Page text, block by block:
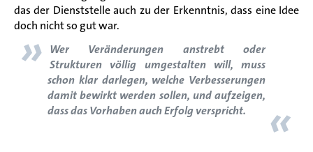
das der Dienststelle auch zu der Erkenntnis, dass eine Idee
doch nicht so gut war.
» Wer Veränderungen anstrebt oder
Strukturen völlig umgestalten will, muss
schon klar darlegen, welche Verbesserungen
damit bewirkt werden sollen, und aufzeigen,
dass das Vorhaben auch Erfolg verspricht.
«